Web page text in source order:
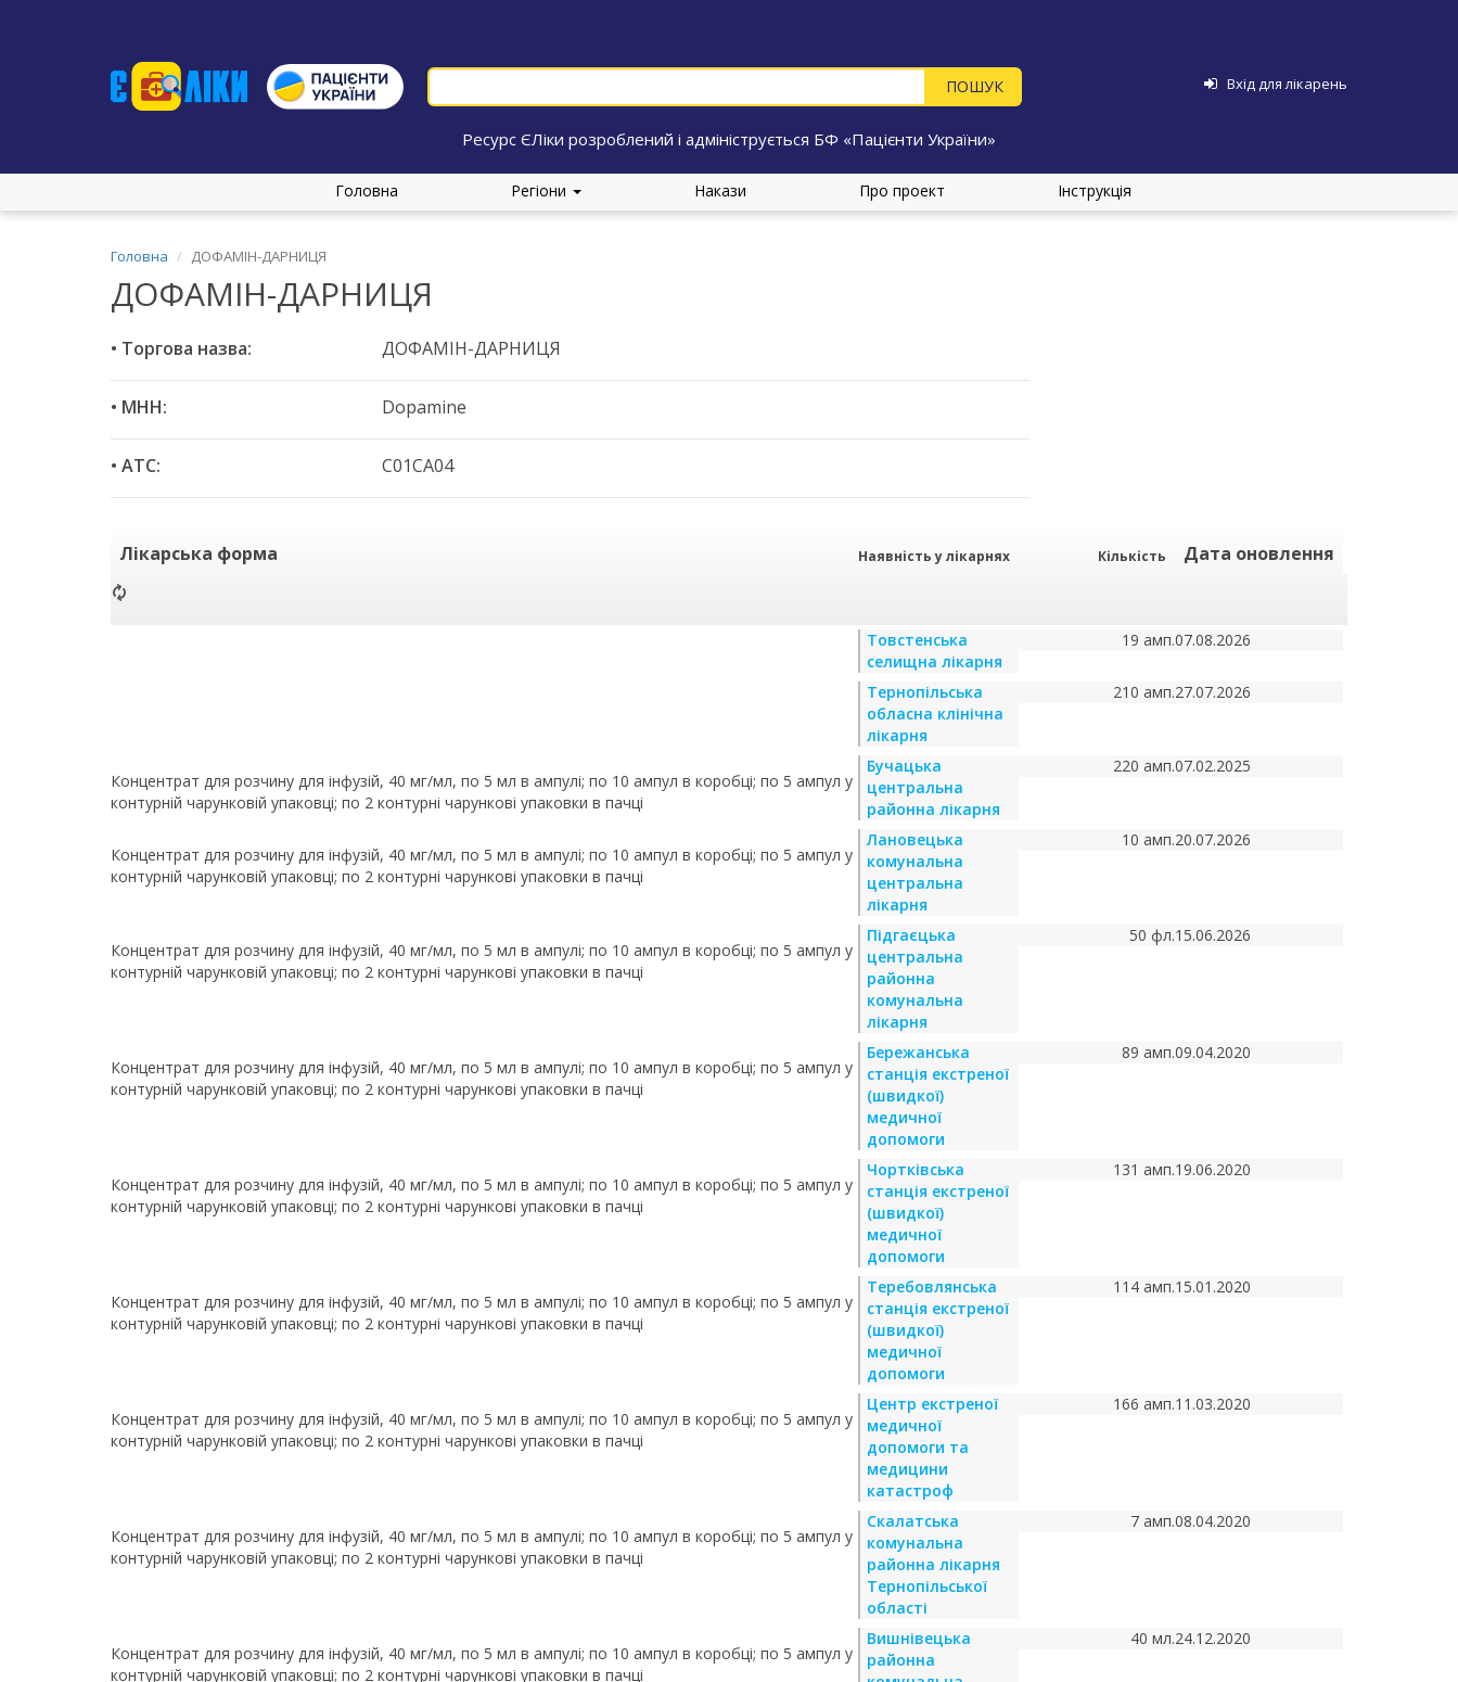
Вхід для лікарень
Ресурс ЄЛіки розроблений і адмініструється БФ «Пацієнти України»
Головна Регіони Накази Про проект Інструкція
Головна ДОФАМІН-ДАРНИЦЯ
ДОФАМІН-ДАРНИЦЯ
• Торгова назва: ДОФАМІН-ДАРНИЦЯ
• МНН: Dopamine
• ATC: C01CA04
Лікарська форма Наявність у лікарнях Кількість Дата оновлення
Товстенська
селищна лікарня
19 амп.07.08.2026
Тернопільська
обласна клінічна
лікарня
210 амп.27.07.2026
Концентрат для розчину для інфузій, 40 мг/мл, по 5 мл в ампулі; по 10 ампул в коробці; по 5 ампул у
контурній чарунковій упаковці; по 2 контурні чарункові упаковки в пачці
Бучацька
центральна
районна лікарня
220 амп.07.02.2025
Концентрат для розчину для інфузій, 40 мг/мл, по 5 мл в ампулі; по 10 ампул в коробці; по 5 ампул у
контурній чарунковій упаковці; по 2 контурні чарункові упаковки в пачці
Лановецька
комунальна
центральна
лікарня
10 амп.20.07.2026
Концентрат для розчину для інфузій, 40 мг/мл, по 5 мл в ампулі; по 10 ампул в коробці; по 5 ампул у
контурній чарунковій упаковці; по 2 контурні чарункові упаковки в пачці
Підгаєцька
центральна
районна
комунальна
лікарня
50 фл.15.06.2026
Концентрат для розчину для інфузій, 40 мг/мл, по 5 мл в ампулі; по 10 ампул в коробці; по 5 ампул у
контурній чарунковій упаковці; по 2 контурні чарункові упаковки в пачці
Бережанська
станція екстреної
(швидкої)
медичної
допомоги
89 амп.09.04.2020
Концентрат для розчину для інфузій, 40 мг/мл, по 5 мл в ампулі; по 10 ампул в коробці; по 5 ампул у
контурній чарунковій упаковці; по 2 контурні чарункові упаковки в пачці
Чортківська
станція екстреної
(швидкої)
медичної
допомоги
131 амп.19.06.2020
Концентрат для розчину для інфузій, 40 мг/мл, по 5 мл в ампулі; по 10 ампул в коробці; по 5 ампул у
контурній чарунковій упаковці; по 2 контурні чарункові упаковки в пачці
Теребовлянська
станція екстреної
(швидкої)
медичної
допомоги
114 амп.15.01.2020
Концентрат для розчину для інфузій, 40 мг/мл, по 5 мл в ампулі; по 10 ампул в коробці; по 5 ампул у
контурній чарунковій упаковці; по 2 контурні чарункові упаковки в пачці
Центр екстреної
медичної
допомоги та
медицини
катастроф
166 амп.11.03.2020
Концентрат для розчину для інфузій, 40 мг/мл, по 5 мл в ампулі; по 10 ампул в коробці; по 5 ампул у
контурній чарунковій упаковці; по 2 контурні чарункові упаковки в пачці
Скалатська
комунальна
районна лікарня
Тернопільської
області
7 амп.08.04.2020
Концентрат для розчину для інфузій, 40 мг/мл, по 5 мл в ампулі; по 10 ампул в коробці; по 5 ампул у
контурній чарунковій упаковці; по 2 контурні чарункові упаковки в пачці
Вишнівецька
районна
40 мл.24.12.2020